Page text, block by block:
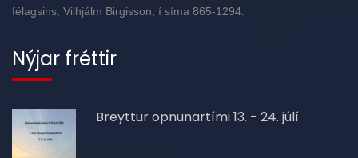
félagsins, Vilhjálm Birgisson, í síma 865-1294.
Nýjar fréttir
Breyttur opnunartími 13. - 24. júlí